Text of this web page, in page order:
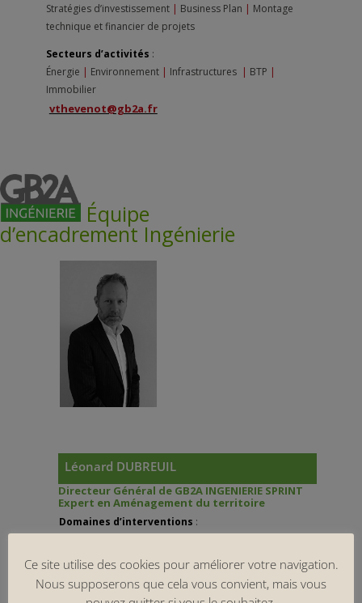
Stratégies d’investissement | Business Plan | Montage
technique et financier de projets
Secteurs d’activités :
Énergie | Environnement | Infrastructures | BTP |
Immobilier
vthevenot@gb2a.fr
Équipe
d’encadrement Ingénierie
Léonard DUBREUIL
Directeur Général de GB2A INGENIERIE SPRINT
Expert en Aménagement du territoire
Domaines d’interventions :
Montage technique et financier de projets
Secteurs d’activités:
Ce site utilise des cookies pour améliorer votre navigation.
Nous supposerons que cela vous convient, mais vous